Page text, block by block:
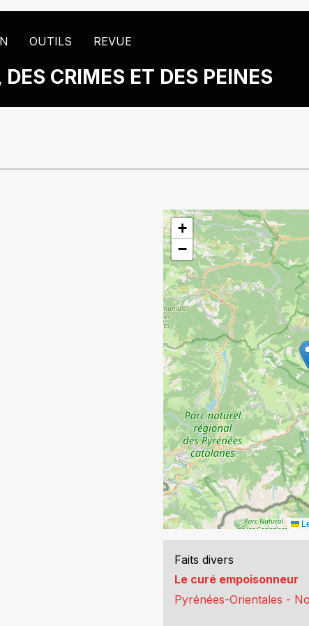
OUTILS REVUE
CRIMES ET DES PEINES
+
−
Faits divers
Le curé empoisonneur
Pyrénées-Orientales -